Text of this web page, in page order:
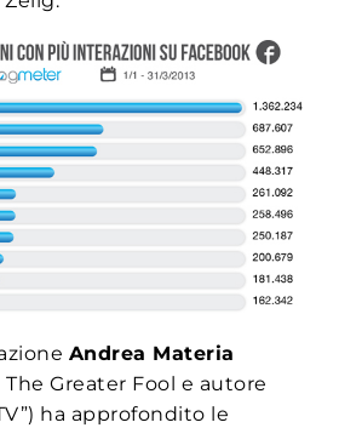
Andrea Materia
Greater Fool e autore
ha approfondito le